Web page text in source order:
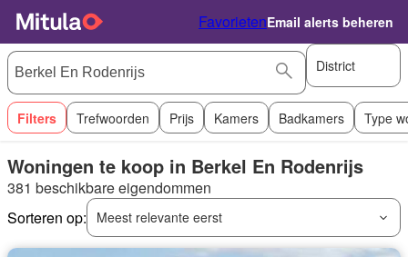
FavorietenEmail alerts beheren
District
Filters Trefwoorden Prijs Kamers Badkamers Type
Woningen te koop in Berkel En Rodenrijs
381 beschikbare eigendommen
Sorteren op:
Meest relevante eerst